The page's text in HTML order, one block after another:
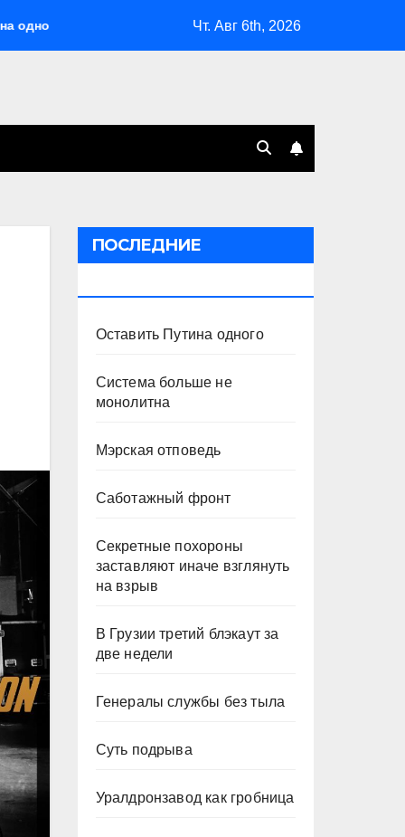
Система больше не монолитна Мэрская
Чт. Авг 6th, 2026
ПОСЛЕДНИЕ
Оставить Путина одного
Система больше не
монолитна
Мэрская отповедь
Саботажный фронт
Секретные похороны
заставляют иначе взглянуть
на взрыв
В Грузии третий блэкаут за
две недели
Генералы службы без тыла
Суть подрыва
Уралдронзавод как гробница